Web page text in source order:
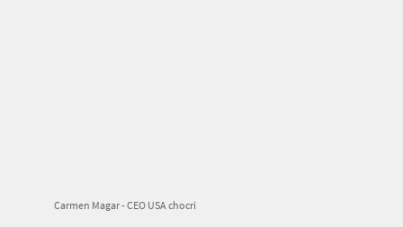
Carmen Magar - CEO USA chocri